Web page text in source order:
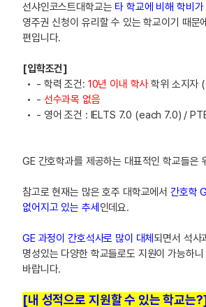
선샤인코스트대학교는 타 학교에 비해 학비
영주권 신청이 유리할 수 있는 학교이기 때문
편입니다.
[입학조건]
- 학력 조건: 10년 이내 학사학위 소지자
- 선수과목 없음
- 영어 조건 : IELTS 7.0 (each 7.0) /
GE 간호학과를 제공하는 대표적인 학교들은
참고로 현재는 많은 호주 대학교에서간호학
없어지고 있는 추세 인데요.
GE 과정이 간호석사로 많이 대체 되면서 석사
명성있는 다양한 학교들로도 지원이 가능하
바랍니다.
[내 성적으로 지원할 수 있는 학교는